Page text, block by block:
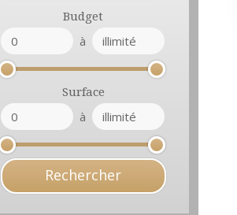
Budget
à
Surface
à